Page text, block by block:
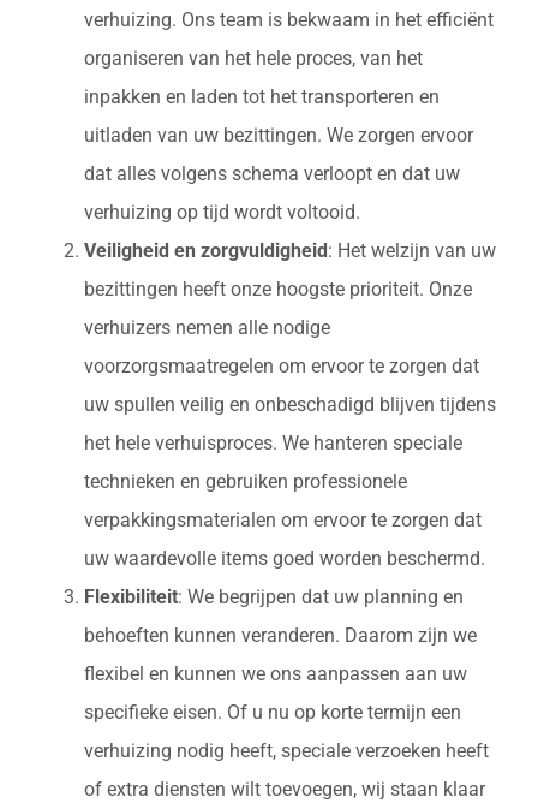
verhuizing. Ons team is bekwaam in het efficiënt
organiseren van het hele proces, van het
inpakken en laden tot het transporteren en
uitladen van uw bezittingen. We zorgen ervoor
dat alles volgens schema verloopt en dat uw
verhuizing op tijd wordt voltooid.
Veiligheid en zorgvuldigheid : Het welzijn van uw
bezittingen heeft onze hoogste prioriteit. Onze
verhuizers nemen alle nodige
voorzorgsmaatregelen om ervoor te zorgen dat
uw spullen veilig en onbeschadigd blijven tijdens
het hele verhuisproces. We hanteren speciale
technieken en gebruiken professionele
verpakkingsmaterialen om ervoor te zorgen dat
uw waardevolle items goed worden beschermd.
Flexibiliteit: We begrijpen dat uw planning en
behoeften kunnen veranderen. Daarom zijn we
flexibel en kunnen we ons aanpassen aan uw
specifieke eisen. Of u nu op korte termijn een
verhuizing nodig heeft, speciale verzoeken heeft
of extra diensten wilt toevoegen, wij staan klaar